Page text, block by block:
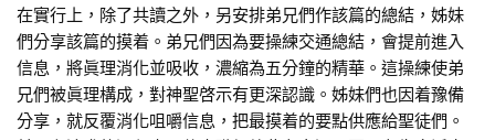
在實行上，除了共讀之外，另安排弟兄們作該篇的總結，姊妹
們分享該篇的摸着。弟兄們因為要操練交通總結，會提前進入
信息，將眞理消化並吸收，濃縮為五分鐘的精華。這操練使弟
兄們被眞理構成，對神聖啓示有更深認識。姊妹們也因着豫備
分享，就反覆消化咀嚼信息，把最摸着的要點供應給聖徒們。